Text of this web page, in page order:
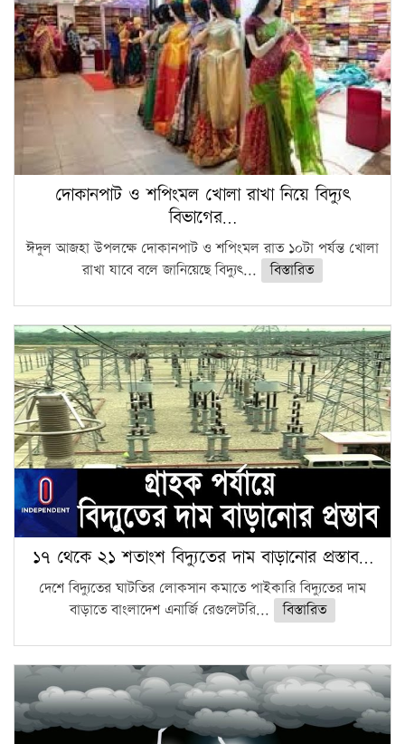
দোকানপাট ও শপিংমল খোলা রাখা নিয়ে বিদ্যুৎ
বিভাগের…
ঈদুল আজহা উপলক্ষে দোকানপাট ও শপিংমল রাত ১০টা পর্যন্ত খোলা
রাখা যাবে বলে জানিয়েছে বিদ্যুৎ...
বিস্তারিত
১৭ থেকে ২১ শতাংশ বিদ্যুতের দাম বাড়ানোর প্রস্তাব…
দেশে বিদ্যুতের ঘাটতির লোকসান কমাতে পাইকারি বিদ্যুতের দাম
বাড়াতে বাংলাদেশ এনার্জি রেগুলেটরি...
বিস্তারিত